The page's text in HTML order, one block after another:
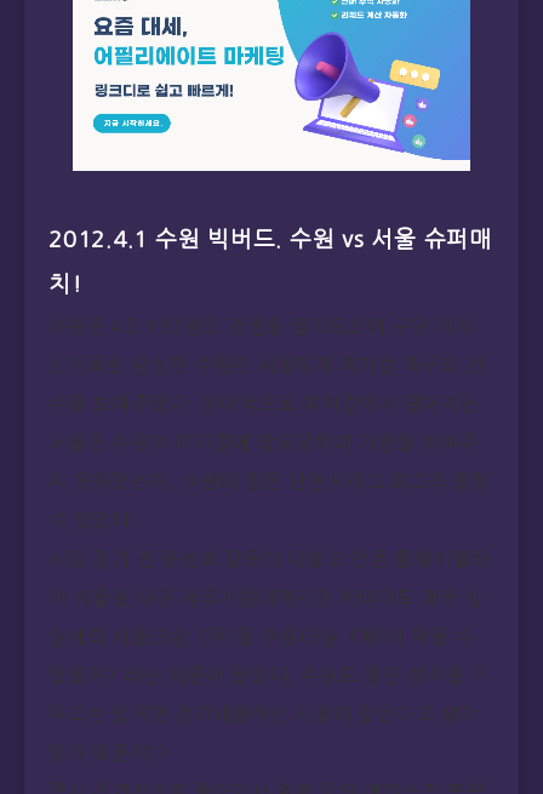
2012.4.1 수원 빅버드. 수원 vs 서울 슈퍼매
치!
수원은 45,192명의 관중을 불러모으며 구단 자체
신기록을 달성한 수원은 서울에게 피지컬 축구의 진
수를 보여주었다. 상대적으로 피지컬에서 떨어지는
서울은 수원의 피지컬에 압도당하여 기량을 보여주
지 못하였는데, 수원의 힘은 단연 K리그 최고라 말할
수 있었다.
사실 경기 전 윤성효 감독이 대놓고 언론 플레이를하
며 서울을 마구 자극시킬때까지만 하더라도 과연 상
승세의 서울(3승 1무)을 수원(3승 1패)이 막을 수
있을까? 라는 의문이 들었다. 수원도 좋은 성적을 거
두고는 있지만 경기내용에선 서울이 앞선다고 생각
했기 때문이다.